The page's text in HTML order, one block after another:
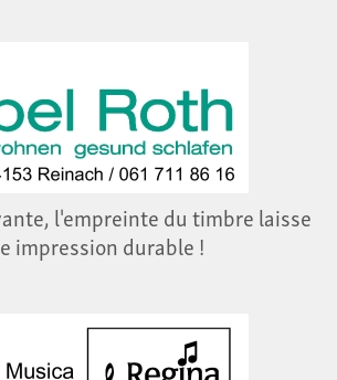
l'empreinte du timbre laisse
impression durable !